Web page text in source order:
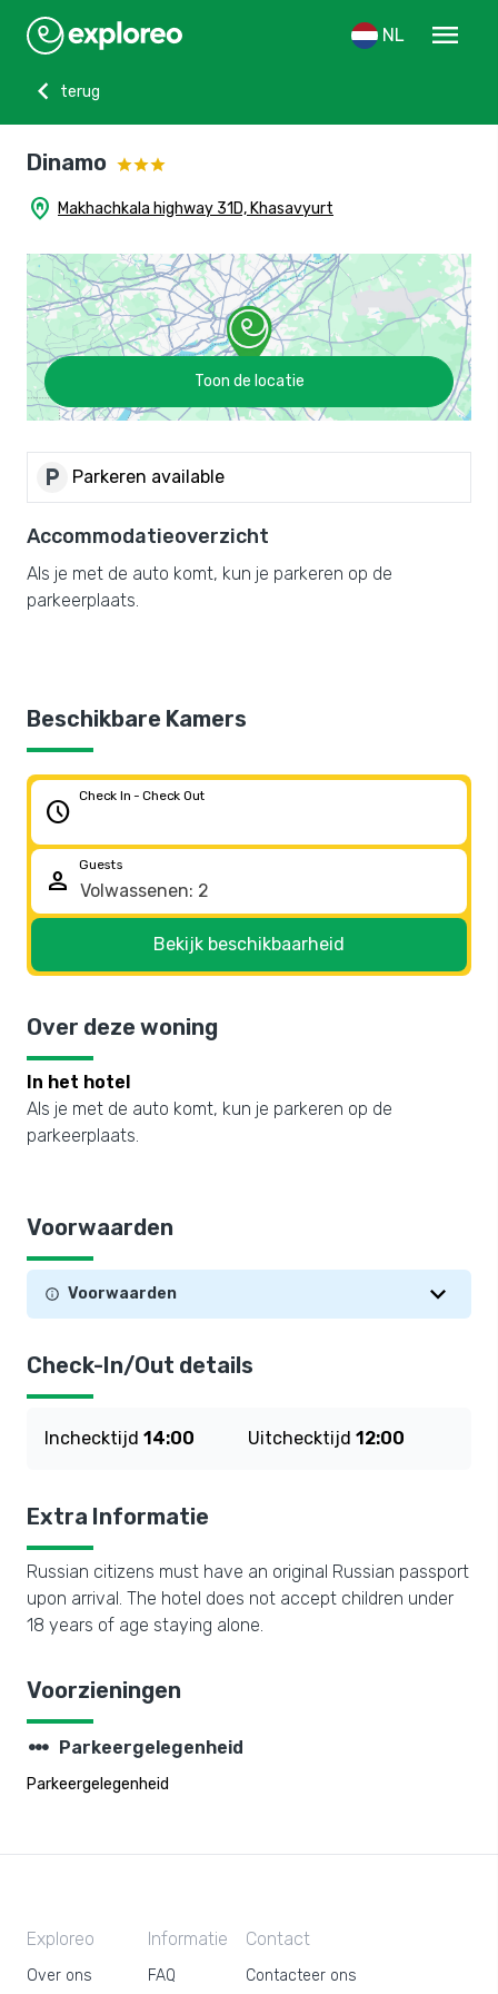
NL
menu
chevron_left
terug
Dinamo
home_pin Makhachkala highway 31D, Khasavyurt
Toon de locatie
local_parking Parkeren available
Accommodatieoverzicht
Als je met de auto komt, kun je parkeren op de
parkeerplaats.
Beschikbare Kamers
schedule
Check In - Check Out
person
Guests
Bekijk beschikbaarheid
Over deze woning
In het hotel
Als je met de auto komt, kun je parkeren op de
parkeerplaats.
Voorwaarden
Voorwaarden
Check-In/Out details
Inchecktijd 14:00 Uitchecktijd 12:00
Extra Informatie
Russian citizens must have an original Russian passport
upon arrival. The hotel does not accept children under
18 years of age staying alone.
Voorzieningen
steppers Parkeergelegenheid
Parkeergelegenheid
Exploreo
Over ons
Informatie
FAQ
Contact
Contacteer ons